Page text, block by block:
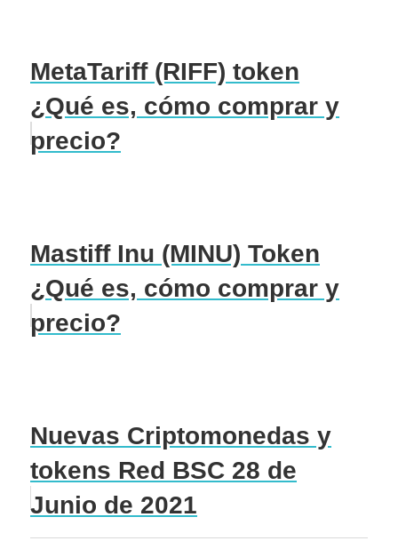
MetaTariff (RIFF) token
¿Qué es, cómo comprar y
precio?
Mastiff Inu (MINU) Token
¿Qué es, cómo comprar y
precio?
Nuevas Criptomonedas y
tokens Red BSC 28 de
Junio de 2021